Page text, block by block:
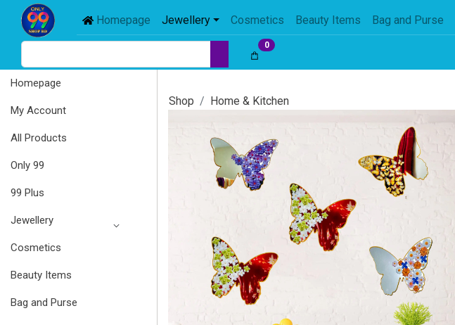
Homepage Jewellery Cosmetics Beauty Items Bag and Purse
0
Homepage
My Account
All Products
Only 99
99 Plus
Jewellery
Cosmetics
Beauty Items
Bag and Purse
Shop Home & Kitchen